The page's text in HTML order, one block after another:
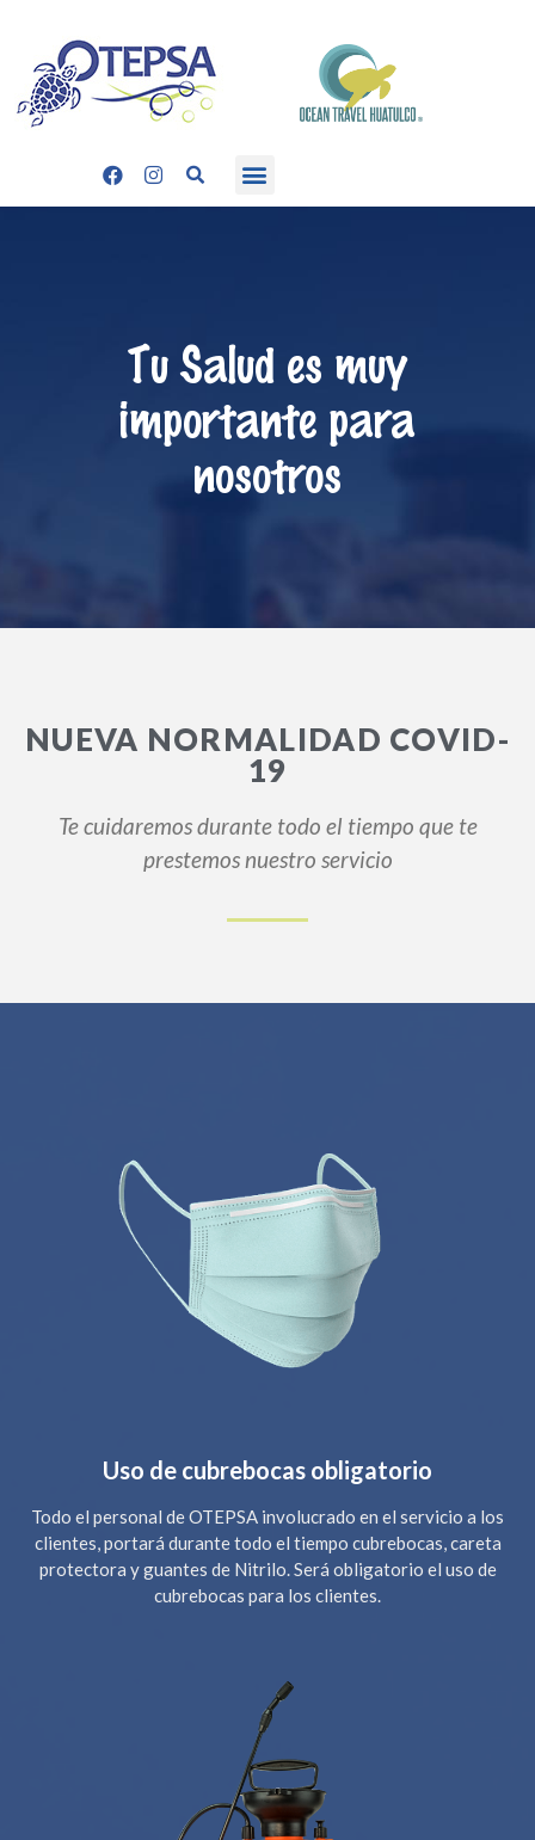
Tu Salud es muy
importante para
nosotros
NUEVA NORMALIDAD COVID-
19
Te cuidaremos durante todo el tiempo que te
prestemos nuestro servicio
Uso de cubrebocas obligatorio
Todo el personal de OTEPSA involucrado en el servicio a los
clientes, portará durante todo el tiempo cubrebocas, careta
protectora y guantes de Nitrilo. Será obligatorio el uso de
cubrebocas para los clientes.